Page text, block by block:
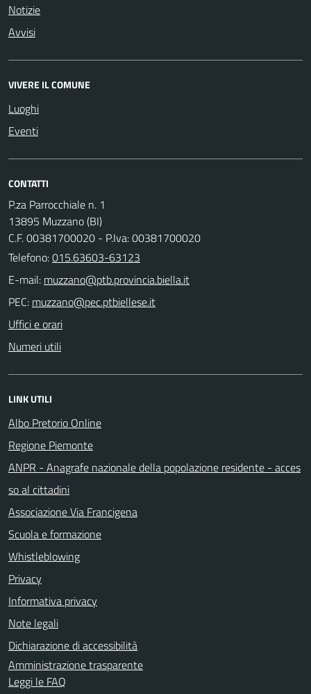
Notizie
Avvisi
VIVERE IL COMUNE
Luoghi
Eventi
CONTATTI
P.za Parrocchiale n. 1
13895 Muzzano (BI)
C.F. 00381700020 - P.Iva: 00381700020
Telefono:015.63603-63123
E-mail:
PEC:
Uffici e orari
Numeri utili
LINK UTILI
Albo Pretorio Online
Regione Piemonte
ANPR - Anagrafe nazionale della popolazione residente - acces
so al cittadini
Associazione Via Francigena
Scuola e formazione
Whistleblowing
Privacy
Informativa privacy
Note legali
Dichiarazione di accessibilità
Amministrazione trasparente
Leggi le FAQ